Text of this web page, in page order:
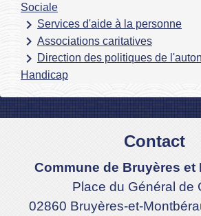
Sociale
keyboard_arrow_right Services d'aide à la personne
keyboard_arrow_right Associations caritatives
keyboard_arrow_right Direction des politiques de
Handicap
Contact
Commune de Bruyères et
Place du Général de
02860 Bruyères-et-